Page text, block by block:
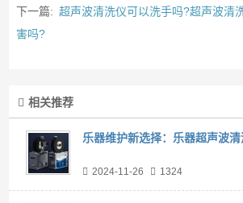
下一篇: 超声波清洗仪可以洗手吗?超声波清
害吗?
相关推荐
乐器维护新选择：乐器超声波
2024-11-26 1324